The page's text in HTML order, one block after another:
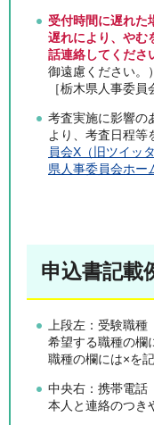
受付時間に遅れた
遅れにより、やむ
話連絡してくださ
御遠慮ください。）
［栃木県人事委
考査実施に影響の
より、考査日程等
員会X（旧ツイッ
県人事委員会ホー
申込書記載
上段左：受験職種
希望する職種の欄
職種の欄には×を
中央右：携帯電話
本人と連絡のつき